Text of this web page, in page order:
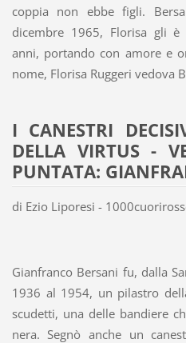
coppia non ebbe figli.
dicembre 1965, Florisa gli è
anni, portando con amore e
nome, Florisa Ruggeri vedova
I CANESTRI
DELLA VIRTUS -
PUNTATA:
di Ezio Liporesi -
Gianfranco Bersani fu, dalla
1936 al 1954, un pilastro
scudetti, una delle bandiere
nera. Segnò anche un